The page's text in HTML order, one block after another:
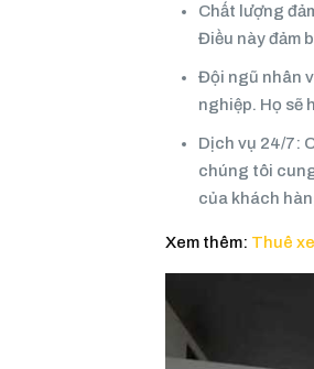
Chất lượng
Điều này đảm
Đội ngũ nhân
nghiệp. Họ sẽ
Dịch vụ 24/7:
chúng tôi
của khách
Xem thêm: Thuê